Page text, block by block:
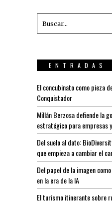
ENTRADAS
El concubinato como pieza
Conquistador
Millán Berzosa defiende la
estratégico para empresas
Del suelo al dato:
que empieza a cambiar el
Del papel de la imagen
en la era de la IA
El turismo itinerante sobre